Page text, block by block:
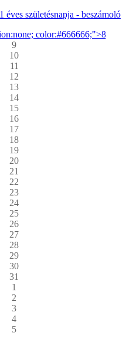
születésnapja - beszámoló
color:#666666;">8
9
10
11
12
13
14
15
16
17
18
19
20
21
22
23
24
25
26
27
28
29
30
31
1
2
3
4
5